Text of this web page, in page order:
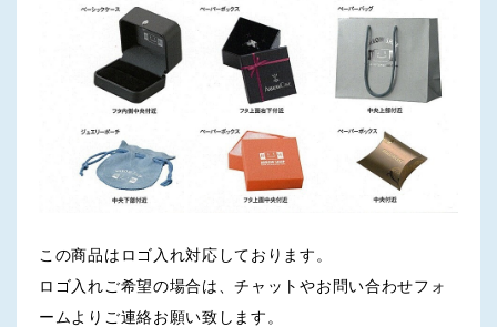
この商品はロゴ入れ対応しております。
ロゴ入れご希望の場合は、チャットやお問い合わせフォ
ームよりご連絡お願い致します。